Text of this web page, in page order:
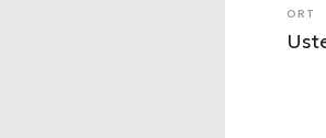
ORT